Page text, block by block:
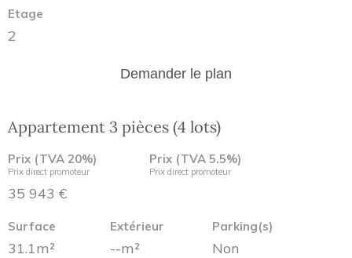
Etage
2
Demander le plan
Appartement 3 pièces (4 lots)
Prix (TVA 20%)
Prix direct promoteur
35 943 €
Prix (TVA 5.5%)
Prix direct promoteur
Surface
31.1m²
Extérieur
--m²
Parking(s)
Non